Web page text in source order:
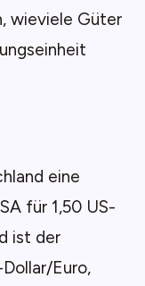
wieviele Güter
eine
für 1,50 US-
ist der
Euro,